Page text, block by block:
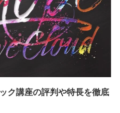
ク講座の評判や特長を徹底